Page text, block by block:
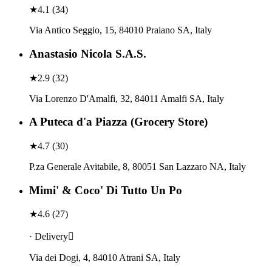
★4.1 (34)
Via Antico Seggio, 15, 84010 Praiano SA, Italy
Anastasio Nicola S.A.S.
★2.9 (32)
Via Lorenzo D'Amalfi, 32, 84011 Amalfi SA, Italy
A Puteca d'a Piazza (Grocery Store)
★4.7 (30)
P.za Generale Avitabile, 8, 80051 San Lazzaro NA, Italy
Mimi' & Coco' Di Tutto Un Po
★4.6 (27)
· Delivery
Via dei Dogi, 4, 84010 Atrani SA, Italy